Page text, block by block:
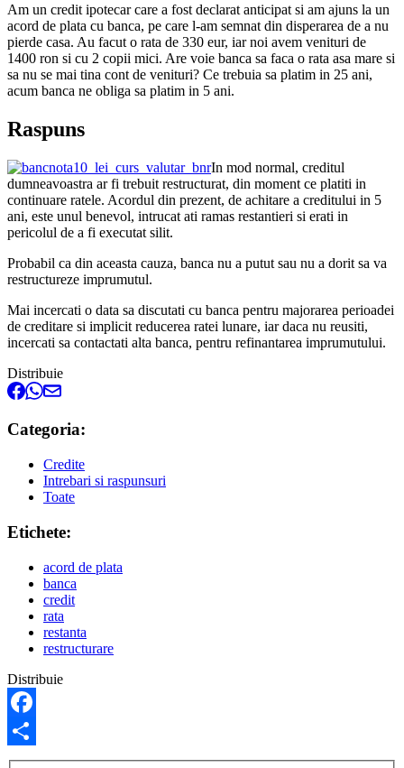
Am un credit ipotecar care a fost declarat anticipat si am ajuns la un
acord de plata cu banca, pe care l-am semnat din disperarea de a nu
pierde casa. Au facut o rata de 330 eur, iar noi avem venituri de
1400 ron si cu 2 copii mici. Are voie banca sa faca o rata asa mare si
sa nu se mai tina cont de venituri? Ce trebuia sa platim in 25 ani,
acum banca ne obliga sa platim in 5 ani.
Raspuns
In mod normal, creditul
dumneavoastra ar fi trebuit restructurat, din moment ce platiti in
continuare ratele. Acordul din prezent, de achitare a creditului in 5
ani, este unul benevol, intrucat ati ramas restantieri si erati in
pericolul de a fi executat silit.
Probabil ca din aceasta cauza, banca nu a putut sau nu a dorit sa va
restructureze imprumutul.
Mai incercati o data sa discutati cu banca pentru majorarea perioadei
de creditare si implicit reducerea ratei lunare, iar daca nu reusiti,
incercati sa contactati alta banca, pentru refinantarea imprumutului.
Distribuie
Categoria:
Credite
Intrebari si raspunsuri
Toate
Etichete:
acord de plata
banca
credit
rata
restanta
restructurare
Distribuie
Facebook
Share